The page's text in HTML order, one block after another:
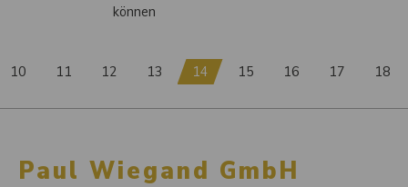
können
10 11 12 13 14 15 16 17 18
Paul Wiegand GmbH